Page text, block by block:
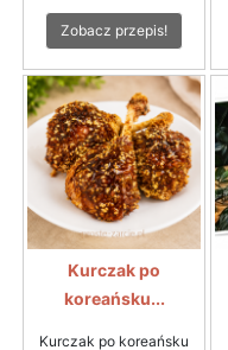
Zobacz przepis!
Kurczak po
koreańsku...
Kurczak po koreańsku